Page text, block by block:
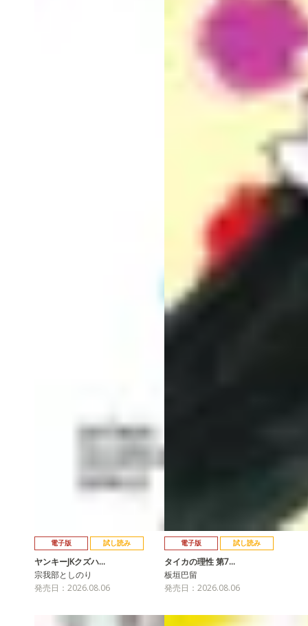
電子版 試し読み
ヤンキーJKクズハ…
宗我部としのり
発売日：2026.08.06
電子版 試し読み
タイカの理性 第7…
板垣巴留
発売日：2026.08.06